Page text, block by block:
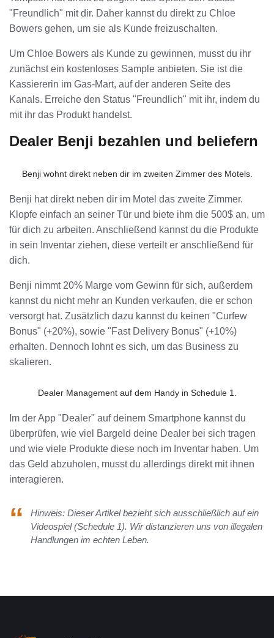
"Freundlich" mit dir. Daher kannst du direkt zu Chloe
Bowers gehen, um sie als Kunde freizuschalten.
Um Chloe Bowers als Kunde zu gewinnen, musst du ihr
zunächst ein kostenloses Sample anbieten. Sie ist die
Kassiererin im Gas-Mart, auf der anderen Seite des
Kanals. Erreiche den Status "Freundlich" mit ihr, indem du
mit ihr das Produkt handelst.
Dealer Benji bezahlen und beliefern
Benji wohnt direkt neben dir im zweiten Zimmer des Motels.
Benji hat direkt neben dir im Motel das zweite Zimmer.
Klopfe einfach an seiner Tür und biete ihm die 500$ an, um
für dich zu arbeiten. Anschließend kannst du die Produkte
in sein Inventar ziehen, diese verteilt er anschließend für
dich.
Benji nimmt 20% Marge vom Gewinn für sich, außerdem
kannst du nicht mehr an Kunden verkaufen, die er schon
versorgt hat. Zusätzlich dazu kannst du keinen "Curfew
Bonus" (+20%), sowie "Fast Delivery Bonus" (+10%)
erhalten. Dennoch lohnt es sich, um das Business zu
skalieren.
Dealer Management auf dem Handy in Schedule 1.
Im der App "Dealer" auf deinem Smartphone kannst du
überprüfen, wie viel Bargeld deine Dealer bei sich tragen
und wie viele Produkte diese noch im Inventar haben. Um
das Geld abzuholen, musst du allerdings direkt mit ihnen
interagieren.
Hinweis: Dieser Artikel bezieht sich ausschließlich auf ein
Videospiel (Schedule 1). Wir distanzieren uns von illegalen
Handlungen im echten Leben.